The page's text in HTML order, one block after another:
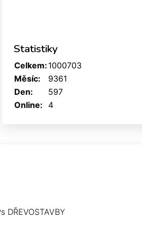
Statistiky
Online: 4
Celkem: 1000703
Měsíc:
9361
Den:
597
DŘEVOSTAVBY